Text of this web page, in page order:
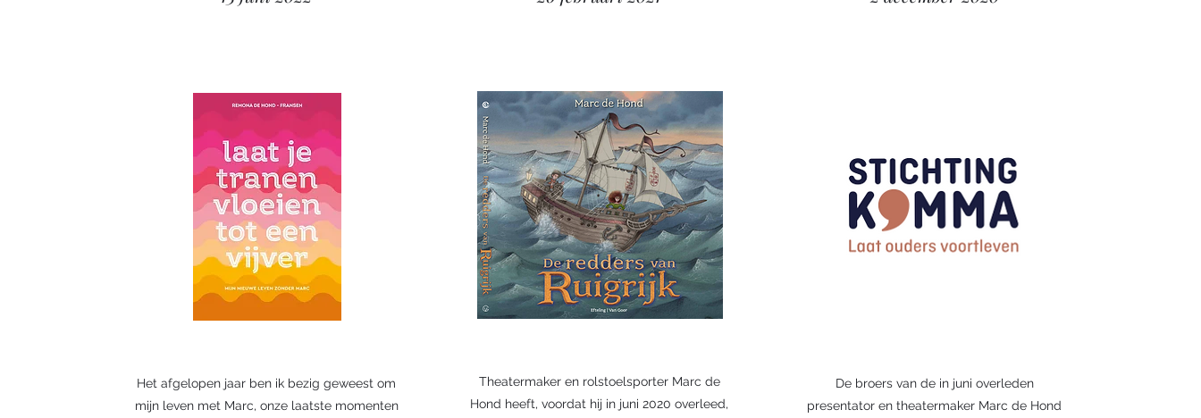
Het afgelopen jaar ben ik bezig geweest om
mijn leven met Marc, onze laatste momenten
Theatermaker en rolstoelsporter Marc de
Hond heeft, voordat hij in juni 2020 overleed,
De broers van de in juni overleden
presentator en theatermaker Marc de Hond